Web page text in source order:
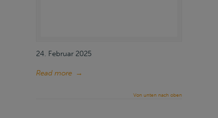
24. Februar 2025
Read more →
Von unten nach oben